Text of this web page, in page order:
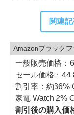
関連
Amazonブラック
一般販売価格：
セール価格：
割引率：約36%
家電 Watch 2%
割引後の購入価